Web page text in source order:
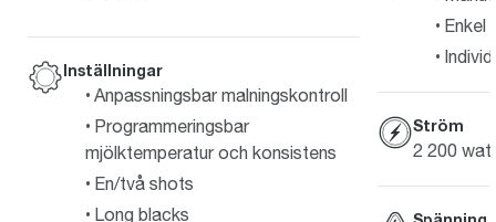
Inställningar
Anpassningsbar malningskontroll
Programmeringsbar
mjölktemperatur och konsistens
En/två shots
Long blacks
Enkel
Ström
2 200